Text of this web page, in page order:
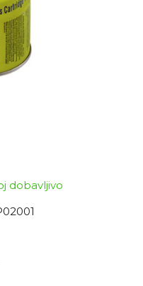
dobavljivo
price: